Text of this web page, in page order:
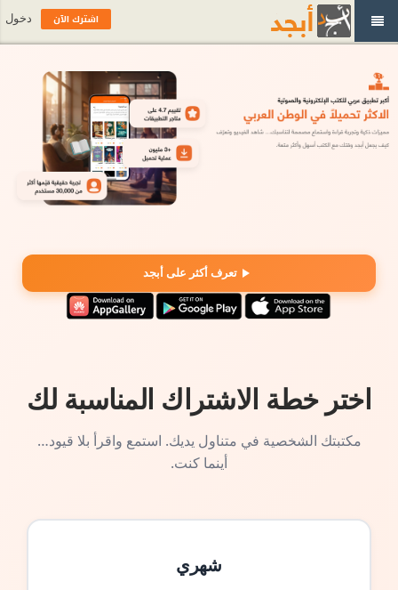
تعرف أكثر على أبجد
اختر خطة الاشتراك المناسبة لك
مكتبتك الشخصية في متناول يديك. استمع واقرأ بلا قيود…
أينما كنت.
شهري
اشترك الآن دخول